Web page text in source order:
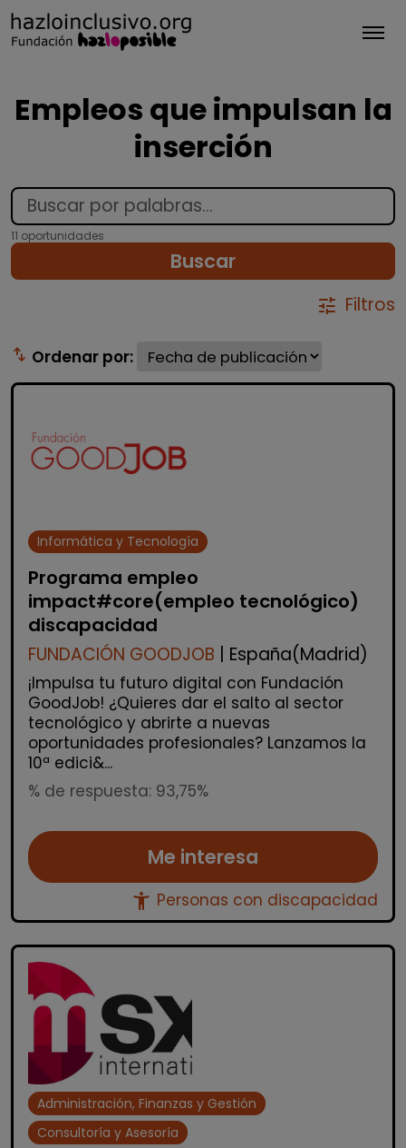
Empleos que impulsan la
inserción
11 oportunidades
Buscar
tune Filtros
swap_vert Ordenar por:
Informática y Tecnología
Programa empleo
impact#core(empleo tecnológico)
discapacidad
FUNDACIÓN GOODJOB | España(Madrid)
¡Impulsa tu futuro digital con Fundación
GoodJob! ¿Quieres dar el salto al sector
tecnológico y abrirte a nuevas
oportunidades profesionales? Lanzamos la
10ª edici&...
% de respuesta: 93,75%
Me interesa
accessibility_new Personas con discapacidad
Administración, Finanzas y Gestión
Consultoría y Asesoría